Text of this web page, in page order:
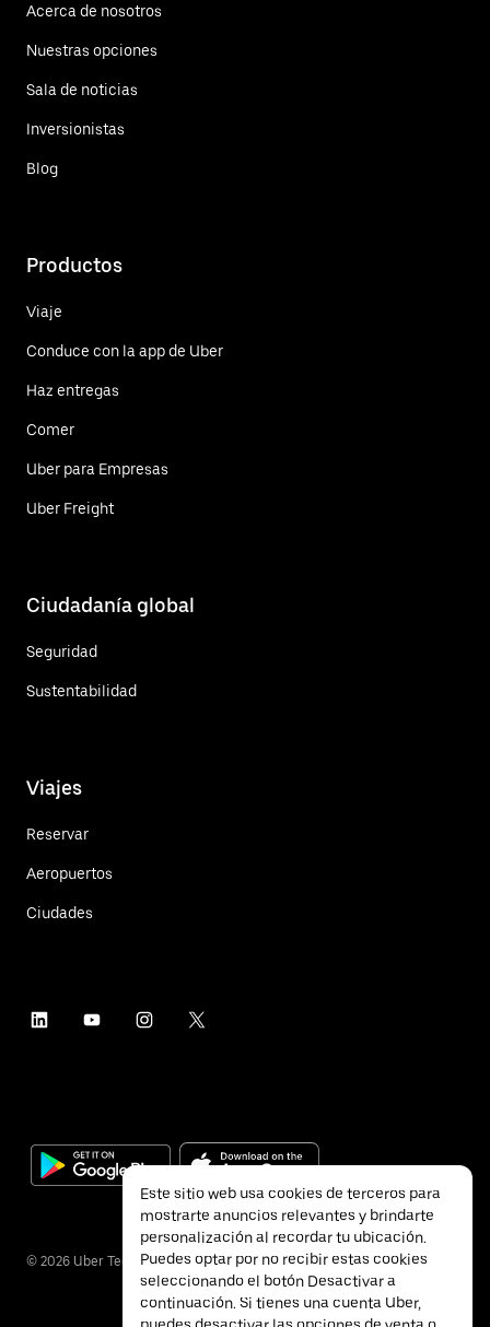
Acerca de nosotros
Nuestras opciones
Sala de noticias
Inversionistas
Blog
Productos
Viaje
Conduce con la app de Uber
Haz entregas
Comer
Uber para Empresas
Uber Freight
Ciudadanía global
Seguridad
Sustentabilidad
Viajes
Reservar
Aeropuertos
Ciudades
© 2026 Uber Technologies Inc.
Este sitio web usa cookies de terceros para
mostrarte anuncios relevantes y brindarte
personalización al recordar tu ubicación.
Puedes optar por no recibir estas cookies
seleccionando el botón Desactivar a
continuación. Si tienes una cuenta Uber,